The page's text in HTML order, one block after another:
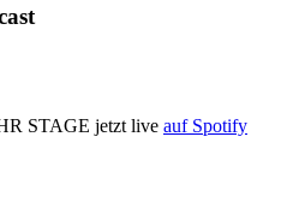
STAGE jetzt live auf Spotify